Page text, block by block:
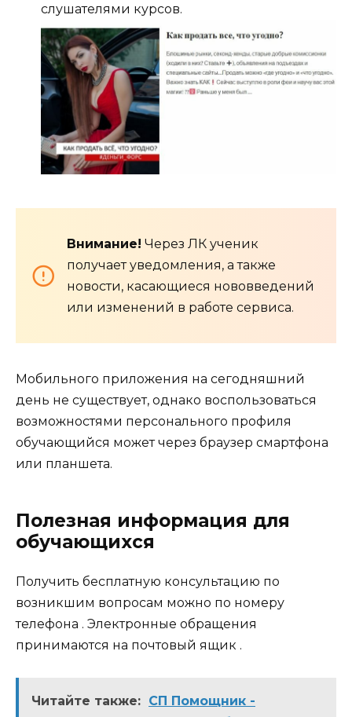
слушателями курсов.
Внимание! Через ЛК ученик
получает уведомления, а также
новости, касающиеся нововведений
или изменений в работе сервиса.
Мобильного приложения на сегодняшний
день не существует, однако воспользоваться
возможностями персонального профиля
обучающийся может через браузер смартфона
или планшета.
Полезная информация для
обучающихся
Получить бесплатную консультацию по
возникшим вопросам можно по номеру
телефона . Электронные обращения
принимаются на почтовый ящик .
Читайте также: СП Помощник -